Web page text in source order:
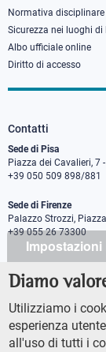
Diamo
Utilizziamo i
esperienza
all'uso di tutti i
Normativa disciplinare
Sicurezza nei luoghi di
Albo ufficiale online
Diritto di accesso
Contatti
Sede di Pisa
Piazza dei Cavalieri, 7
+39 050 509 898/881
Sede di Firenze
Palazzo Strozzi,
+39 055 26 73300
PEC
Codice Fiscale 8000
Ufficio comunicazione